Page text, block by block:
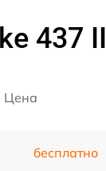
437 II
Цена
бесплатно